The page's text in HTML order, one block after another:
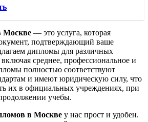
Москве — это услуга, которая
подтверждающий ваше
дипломы для различных
среднее, профессиональное и
полностью соответствуют
и имеют юридическую силу, что
их в официальных учреждениях, при
учебы.
в Москве у нас прост и удобен.